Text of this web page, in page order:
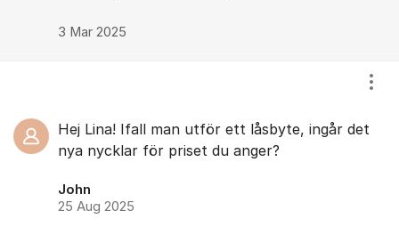
3 Mar 2025
Hej Lina! Ifall man utför ett låsbyte, ingår det
nya nycklar för priset du anger?
John
25 Aug 2025